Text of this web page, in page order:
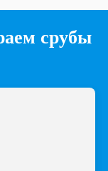
срубы